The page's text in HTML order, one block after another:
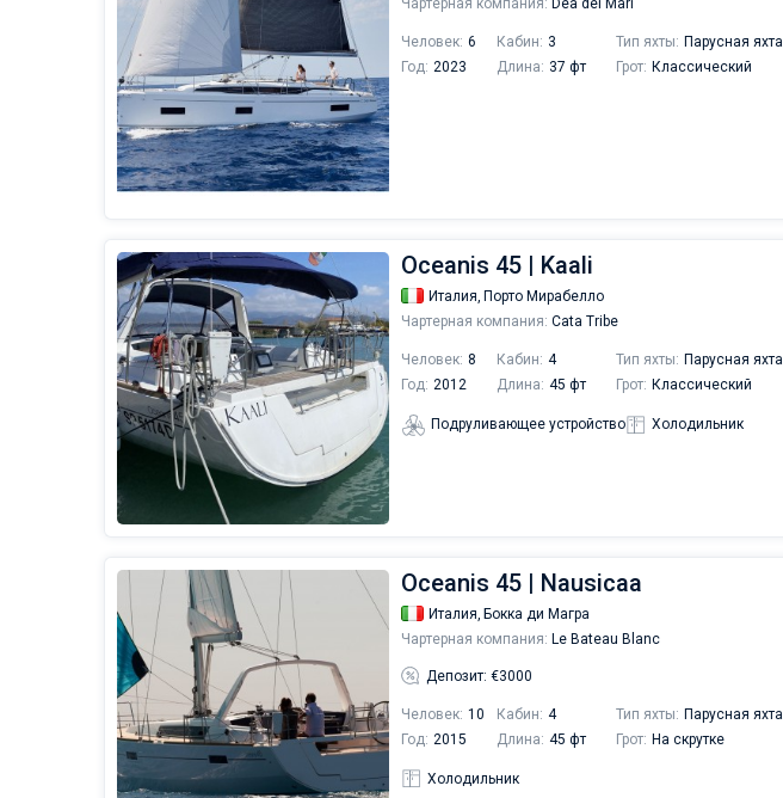
Чартерная компания: Dea dei Mari
Человек: 6 Кабин: 3 Тип яхты: Парусная яхта
Год: 2023 Длина: 37 фт Грот: Классический
Oceanis 45 | Kaali
Италия, Порто Мирабелло
Чартерная компания: Cata Tribe
Человек: 8 Кабин: 4 Тип яхты: Парусная яхта
Год: 2012 Длина: 45 фт Грот: Классический
Подруливающее устройство Холодильник
Oceanis 45 | Nausicaa
Италия, Бокка ди Магра
Чартерная компания: Le Bateau Blanc
Депозит: €3000
Человек: 10 Кабин: 4 Тип яхты: Парусная яхта
Год: 2015 Длина: 45 фт Грот: На скрутке
Холодильник